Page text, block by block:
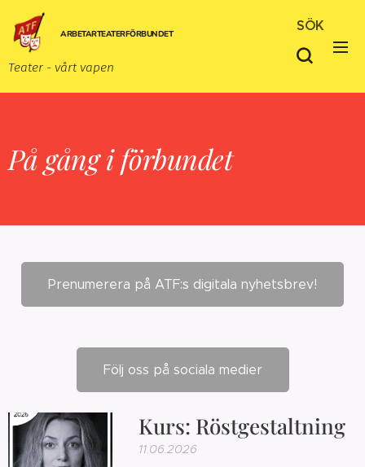
ARBETARTEATERFÖRBUNDET
Teater - vårt vapen
SÖK
På gång i förbundet
Prenumerera på ATF:s digitala nyhetsbrev!
Följ oss på sociala medier
Kurs: Röstgestaltning
11.06.2026